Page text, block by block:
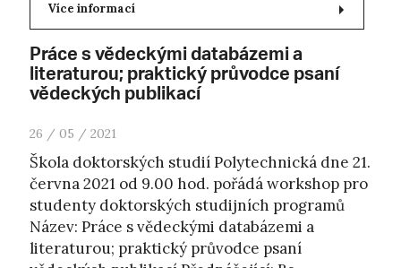
Více informací
Práce s vědeckými databázemi a
literaturou; praktický průvodce psaní
vědeckých publikací
26 / 05 / 2021
Škola doktorských studií Polytechnická dne 21.
června 2021 od 9.00 hod. pořádá workshop pro
studenty doktorských studijních programů
Název: Práce s vědeckými databázemi a
literaturou; praktický průvodce psaní